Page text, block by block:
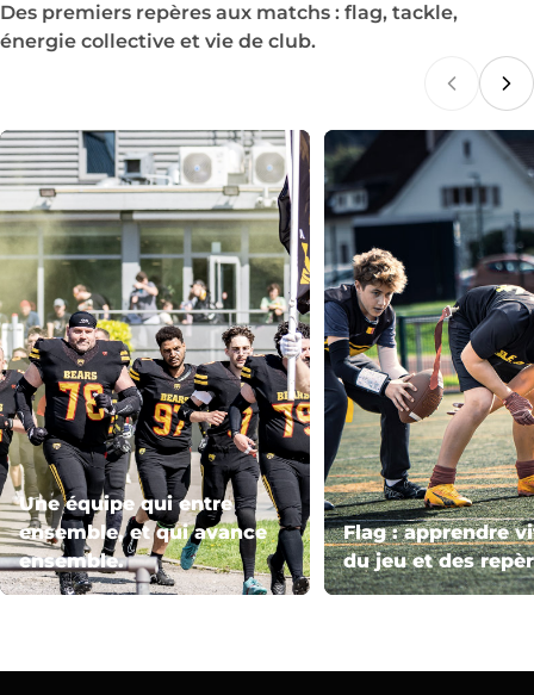
Des premiers repères aux matchs : flag, tackle,
énergie collective et vie de club.
Une équipe qui entre
ensemble, et qui avance
ensemble.
Flag : apprendre
du jeu et des